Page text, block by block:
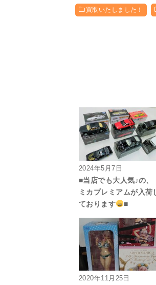
買取いたしました！
2024年5月7日
■当店でも大人気♪の、
ミカプレミアムが入荷
ております
■
2020年11月25日